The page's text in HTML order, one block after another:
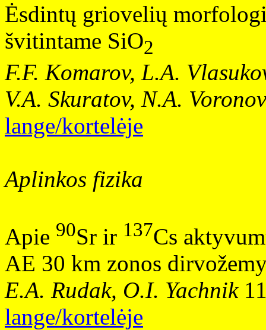
Ėsdintų griovelių
švitintame SiO2
F.F. Komarov, L.A.
V.A. Skuratov, N.A.
lange/kortelėje
Aplinkos fizika
Apie 90Sr ir 137Cs
AE 30 km zonos
E.A. Rudak, O.I. Yachnik
lange/kortelėje